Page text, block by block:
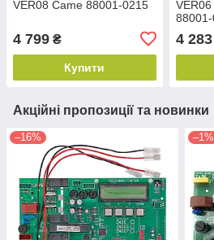
VER08 Came 88001-0215
4 799 ₴
Купити
4 283
Акційні пропозиції та новинки
–16% –1%